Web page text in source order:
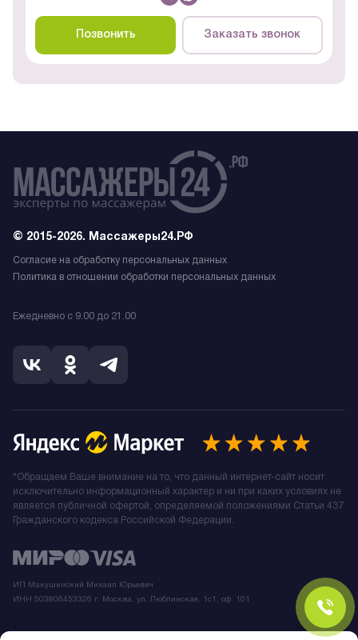
Позвонить Заказать звонок
© 2015-2026. Массажеры24.РФ
Согласие на обработку персональных данных
Политика в отношении обработки персональных данных
Ежедневно с 9.00 до 21.00
ИП Макушинский Михаил Юрьевич
ИНН 503806453326 г. Москва, ул. Люблинская, 1с1, оф. 101
*Обращаем Ваше внимание на то, что данный интернет-сайт носит
исключительно информационный характер и ни при каких условиях не
является публичной офертой, определяемой положениями Статьи 437
Гражданского кодекса Российской Федерации.